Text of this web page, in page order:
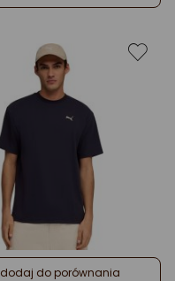
dodaj do porównania